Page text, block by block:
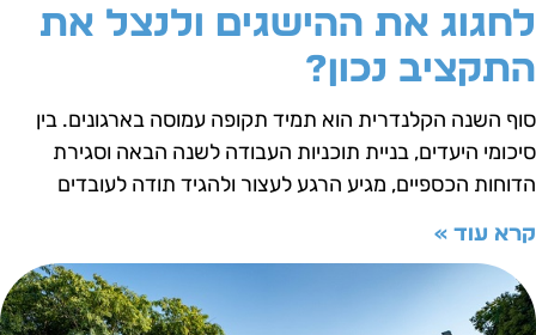
את ההישגים ולנצל את
נכון?
השנה הקלנדרית הוא תמיד תקופה עמוסה בארגונים. בין
היעדים, בניית תוכניות העבודה לשנה הבאה וסגירת
הכספיים, מגיע הרגע לעצור ולהגיד תודה לעובדים
עוד »